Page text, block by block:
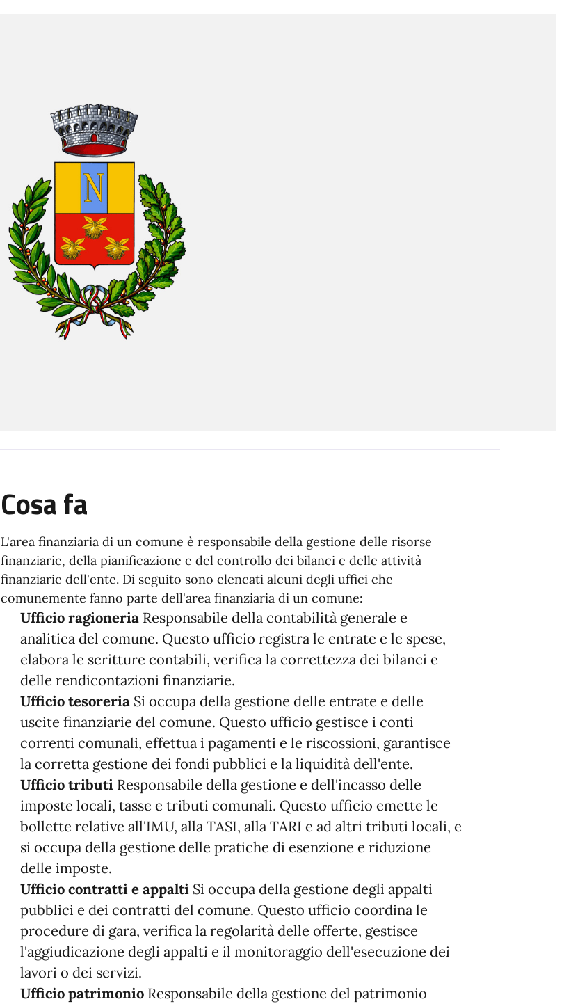
Cosa fa
L'area finanziaria di un comune è responsabile della gestione delle risorse
finanziarie, della pianificazione e del controllo dei bilanci e delle attività
finanziarie dell'ente. Di seguito sono elencati alcuni degli uffici che
comunemente fanno parte dell'area finanziaria di un comune:
Ufficio ragioneria Responsabile della contabilità generale e
analitica del comune. Questo ufficio registra le entrate e le spese,
elabora le scritture contabili, verifica la correttezza dei bilanci e
delle rendicontazioni finanziarie.
Ufficio tesoreria Si occupa della gestione delle entrate e delle
uscite finanziarie del comune. Questo ufficio gestisce i conti
correnti comunali, effettua i pagamenti e le riscossioni, garantisce
la corretta gestione dei fondi pubblici e la liquidità dell'ente.
Ufficio tributi Responsabile della gestione e dell'incasso delle
imposte locali, tasse e tributi comunali. Questo ufficio emette le
bollette relative all'IMU, alla TASI, alla TARI e ad altri tributi locali, e
si occupa della gestione delle pratiche di esenzione e riduzione
delle imposte.
Ufficio contratti e appalti Si occupa della gestione degli appalti
pubblici e dei contratti del comune. Questo ufficio coordina le
procedure di gara, verifica la regolarità delle offerte, gestisce
l'aggiudicazione degli appalti e il monitoraggio dell'esecuzione dei
lavori o dei servizi.
Ufficio patrimonio Responsabile della gestione del patrimonio